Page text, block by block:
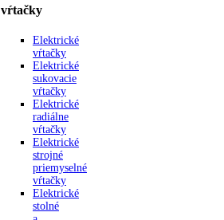
vŕtačky
Elektrické
vŕtačky
Elektrické
sukovacie
vŕtačky
Elektrické
radiálne
vŕtačky
Elektrické
strojné
priemyselné
vŕtačky
Elektrické
stolné